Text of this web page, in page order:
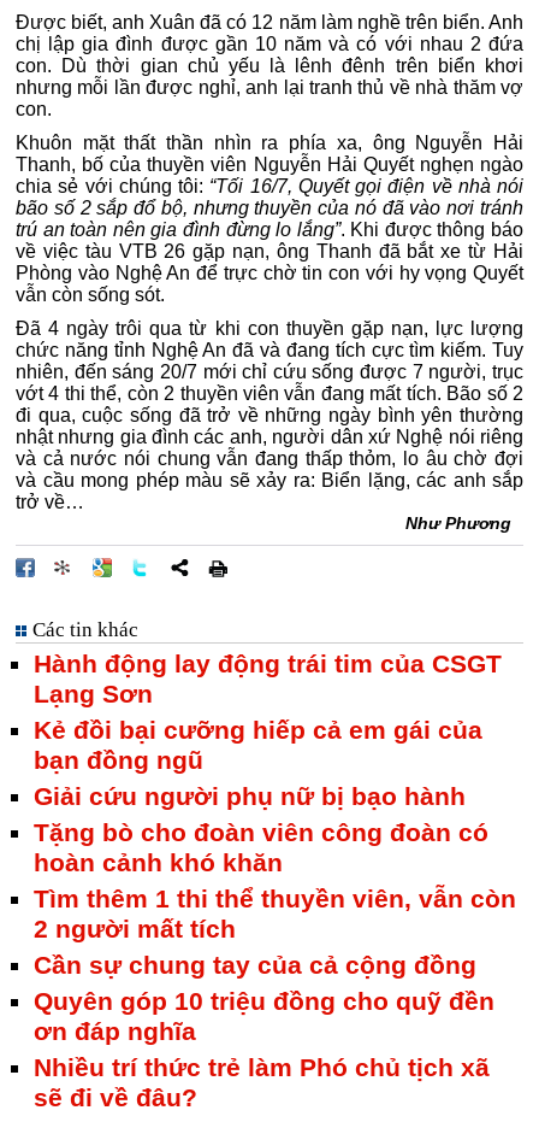
Được biết, anh Xuân đã có 12 năm làm nghề trên biển. Anh
chị lập gia đình được gần 10 năm và có với nhau 2 đứa
con. Dù thời gian chủ yếu là lênh đênh trên biển khơi
nhưng mỗi lần được nghỉ, anh lại tranh thủ về nhà thăm vợ
con.
Khuôn mặt thất thần nhìn ra phía xa, ông Nguyễn Hải
Thanh, bố của thuyền viên Nguyễn Hải Quyết nghẹn ngào
chia sẻ với chúng tôi: “Tối 16/7, Quyết gọi điện về nhà nói
bão số 2 sắp đổ bộ, nhưng thuyền của nó đã vào nơi tránh
trú an toàn nên gia đình đừng lo lắng”. Khi được thông báo
về việc tàu VTB 26 gặp nạn, ông Thanh đã bắt xe từ Hải
Phòng vào Nghệ An để trực chờ tin con với hy vọng Quyết
vẫn còn sống sót.
Đã 4 ngày trôi qua từ khi con thuyền gặp nạn, lực lượng
chức năng tỉnh Nghệ An đã và đang tích cực tìm kiếm. Tuy
nhiên, đến sáng 20/7 mới chỉ cứu sống được 7 người, trục
vớt 4 thi thể, còn 2 thuyền viên vẫn đang mất tích. Bão số 2
đi qua, cuộc sống đã trở về những ngày bình yên thường
nhật nhưng gia đình các anh, người dân xứ Nghệ nói riêng
và cả nước nói chung vẫn đang thấp thỏm, lo âu chờ đợi
và cầu mong phép màu sẽ xảy ra: Biển lặng, các anh sắp
trở về…
Như Phương
Các tin khác
Hành động lay động trái tim của CSGT
Lạng Sơn
Kẻ đồi bại cưỡng hiếp cả em gái của
bạn đồng ngũ
Giải cứu người phụ nữ bị bạo hành
Tặng bò cho đoàn viên công đoàn có
hoàn cảnh khó khăn
Tìm thêm 1 thi thể thuyền viên, vẫn còn
2 người mất tích
Cần sự chung tay của cả cộng đồng
Quyên góp 10 triệu đồng cho quỹ đền
ơn đáp nghĩa
Nhiều trí thức trẻ làm Phó chủ tịch xã
sẽ đi về đâu?